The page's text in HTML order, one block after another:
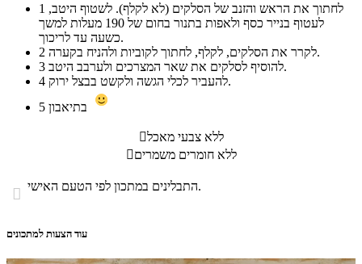
1
לעטוף בנייר כסף ולאפות בתנור בחום של 190 מעלות למשך
כשעה עד לריכוך.
2
לקרר את הסלקים, לקלף, לחתוך לקוביות ולהניח בקערה.
3
להוסיף לסלקים את שאר המצרכים ולערבב היטב.
4
להעביר לכלי הגשה ולקשט בבצל ירוק.
5
ללא צבעי מאכל
ללא חומרים משמרים
 התבלינים במתכון לפי הטעם האישי.
עוד הצעות למתכונים